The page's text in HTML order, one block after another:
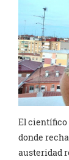
El científico
donde
austeridad